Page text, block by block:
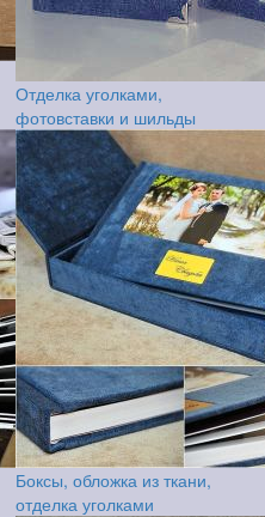
Отделка уголками,
фотовставки и шильды
Боксы, обложка из ткани,
отделка уголками